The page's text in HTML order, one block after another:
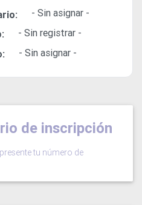
- Sin asignar -
- Sin registrar -
- Sin asignar -
de inscripción
tu número de